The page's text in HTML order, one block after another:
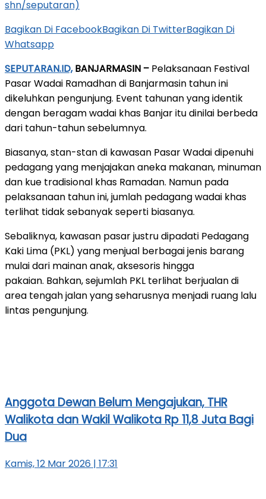
shn/seputaran)
Bagikan Di FacebookBagikan Di TwitterBagikan Di
Whatsapp
SEPUTARAN.ID,BANJARMASIN – Pelaksanaan Festival
Pasar Wadai Ramadhan di Banjarmasin tahun ini
dikeluhkan pengunjung. Event tahunan yang identik
dengan beragam wadai khas Banjar itu dinilai berbeda
dari tahun-tahun sebelumnya.
Biasanya, stan-stan di kawasan Pasar Wadai dipenuhi
pedagang yang menjajakan aneka makanan, minuman
dan kue tradisional khas Ramadan. Namun pada
pelaksanaan tahun ini, jumlah pedagang wadai khas
terlihat tidak sebanyak seperti biasanya.
Sebaliknya, kawasan pasar justru dipadati Pedagang
Kaki Lima (PKL) yang menjual berbagai jenis barang
mulai dari mainan anak, aksesoris hingga
pakaian. Bahkan, sejumlah PKL terlihat berjualan di
area tengah jalan yang seharusnya menjadi ruang lalu
lintas pengunjung.
Anggota Dewan Belum Mengajukan, THR
Walikota dan Wakil Walikota Rp 11,8 Juta Bagi
Dua
Kamis, 12 Mar 2026 | 17:31